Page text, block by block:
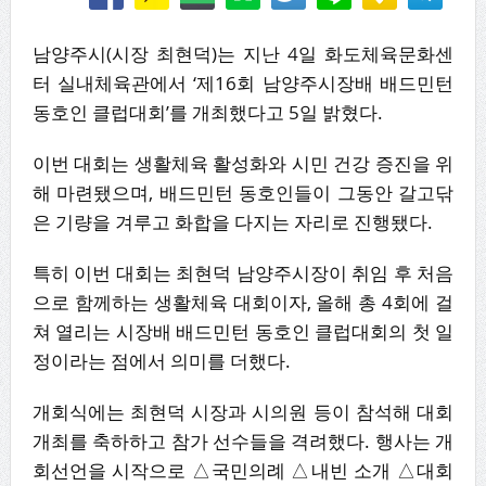
남양주시(시장 최현덕)는 지난 4일 화도체육문화센
터 실내체육관에서 ‘제16회 남양주시장배 배드민턴
동호인 클럽대회’를 개최했다고 5일 밝혔다.
이번 대회는 생활체육 활성화와 시민 건강 증진을 위
해 마련됐으며, 배드민턴 동호인들이 그동안 갈고닦
은 기량을 겨루고 화합을 다지는 자리로 진행됐다.
특히 이번 대회는 최현덕 남양주시장이 취임 후 처음
으로 함께하는 생활체육 대회이자, 올해 총 4회에 걸
쳐 열리는 시장배 배드민턴 동호인 클럽대회의 첫 일
정이라는 점에서 의미를 더했다.
개회식에는 최현덕 시장과 시의원 등이 참석해 대회
개최를 축하하고 참가 선수들을 격려했다. 행사는 개
회선언을 시작으로 △국민의례 △내빈 소개 △대회